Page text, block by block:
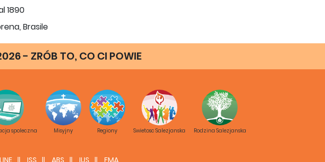
1890
Brasile
do Paraìba dal 1890, per 118 anni. Cominciò con l’Oratorio di
evangelizza, una scuola che prepara alla vita e un cortile
- ZRÓB TO, CO CI POWIE
spoleczna Misyjny Regiony Swietosc Salezjanska Rodzina Salezjanska